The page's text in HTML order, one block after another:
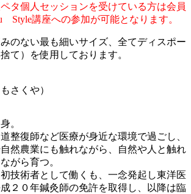
タ個人セッションを受けている方は会員
Style講座への参加が可能となります。
のない最も細いサイズ、全てディスポー
て）を使用しております。
さくや）
。
整復師など医療が身近な環境で過ごし、
然農業にも触れながら、自然や人と触れ
がら育つ。
技術者として働くも、一念発起し東洋医
２０年鍼灸師の免許を取得し、以降は臨